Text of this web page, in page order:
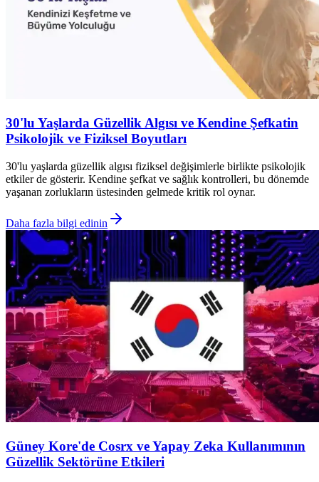
30'lu Yaşlarda Güzellik Algısı ve Kendine Şefkatin
Psikolojik ve Fiziksel Boyutları
30'lu yaşlarda güzellik algısı fiziksel değişimlerle birlikte psikolojik
etkiler de gösterir. Kendine şefkat ve sağlık kontrolleri, bu dönemde
yaşanan zorlukların üstesinden gelmede kritik rol oynar.
Daha fazla bilgi edinin
Güney Kore'de Cosrx ve Yapay Zeka Kullanımının
Güzellik Sektörüne Etkileri